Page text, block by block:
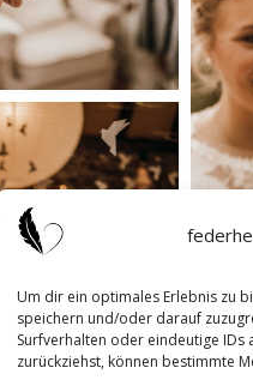
Um dir ein optimales Erlebnis zu
speichern und/oder darauf
Surfverhalten oder eindeutige
zurückziehst, können bestimmte